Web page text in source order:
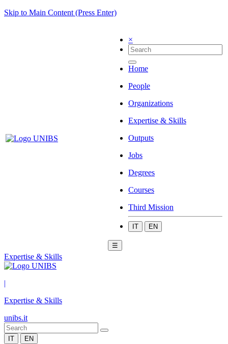
Skip to Main Content (Press Enter)
×
Home
People
Organizations
Expertise & Skills
Outputs
Jobs
Degrees
Courses
Third Mission
IT EN
☰
Expertise & Skills
|
Expertise & Skills
unibs.it
IT EN